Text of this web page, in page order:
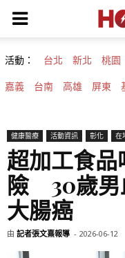
活動： 台北 新北 桃園
嘉義 台南 高雄 屏東
健康醫療 活動資訊 彰化 在
超加工食
險 30歲男
大腸癌
由 記者張文熹報導 - 2026-06-12